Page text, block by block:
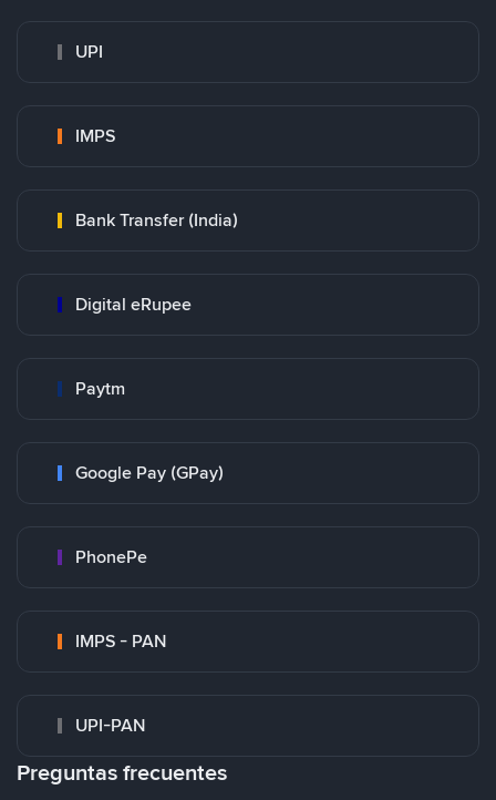
UPI
IMPS
Bank Transfer (India)
Digital eRupee
Paytm
Google Pay (GPay)
PhonePe
IMPS - PAN
UPI-PAN
Preguntas frecuentes